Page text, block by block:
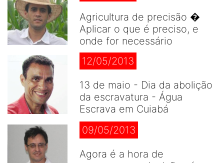
Agricultura de precisão �
Aplicar o que é preciso, e
onde for necessário
12/05/2013
13 de maio - Dia da abolição
da escravatura - Água
Escrava em Cuiabá
09/05/2013
Agora é a hora de